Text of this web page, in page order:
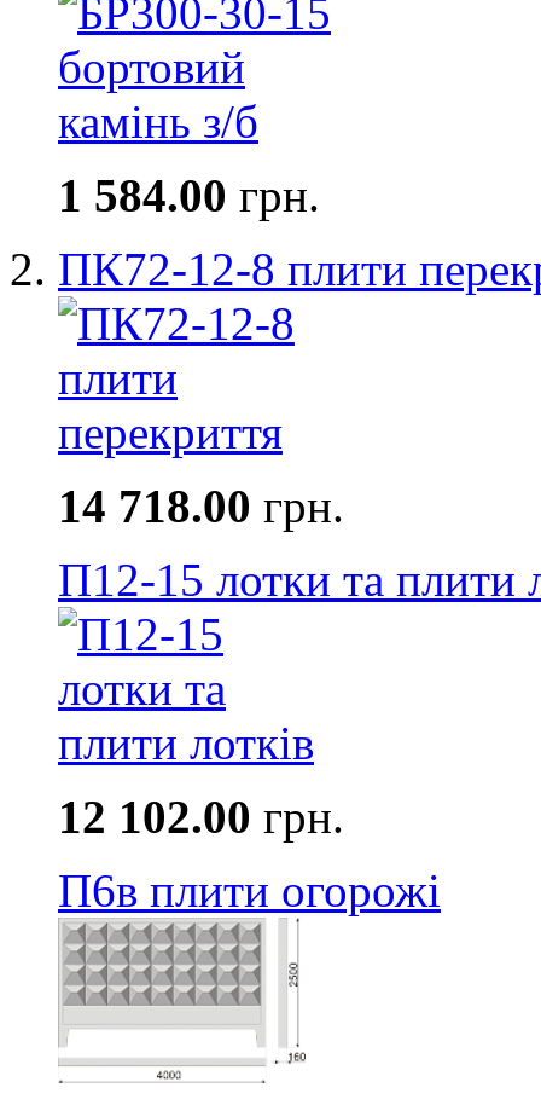
1 584.00 грн.
ПК72-12-8 плити
14 718.00 грн.
П12-15 лотки та плити
12 102.00 грн.
П6в плити огорожі